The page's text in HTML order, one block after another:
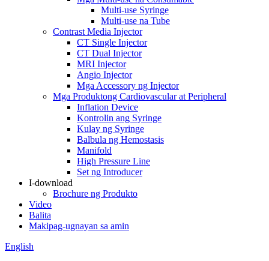
Multi-use Syringe
Multi-use na Tube
Contrast Media Injector
CT Single Injector
CT Dual Injector
MRI Injector
Angio Injector
Mga Accessory ng Injector
Mga Produktong Cardiovascular at Peripheral
Inflation Device
Kontrolin ang Syringe
Kulay ng Syringe
Balbula ng Hemostasis
Manifold
High Pressure Line
Set ng Introducer
I-download
Brochure ng Produkto
Video
Balita
Makipag-ugnayan sa amin
English